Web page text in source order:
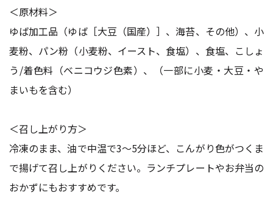
＜原材料＞
ゆば加工品（ゆば［大豆（国産）］、海苔、その他）、小
麦粉、パン粉（小麦粉、イースト、食塩）、食塩、こしょ
う/着色料（ベニコウジ色素）、（一部に小麦・大豆・や
まいもを含む）
＜召し上がり方＞
冷凍のまま、油で中温で3～5分ほど、こんがり色がつくま
で揚げて召し上がりください。ランチプレートやお弁当の
おかずにもおすすめです。